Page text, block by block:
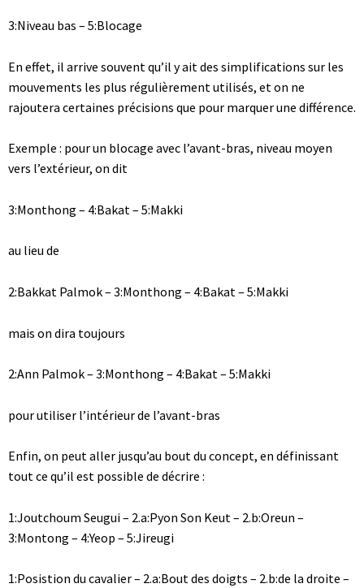
3:Niveau bas – 5:Blocage
En effet, il arrive souvent qu’il y ait des simplifications sur les
mouvements les plus régulièrement utilisés, et on ne
rajoutera certaines précisions que pour marquer une différence.
Exemple : pour un blocage avec l’avant-bras, niveau moyen
vers l’extérieur, on dit
3:Monthong – 4:Bakat – 5:Makki
au lieu de
2:Bakkat Palmok – 3:Monthong – 4:Bakat – 5:Makki
mais on dira toujours
2:Ann Palmok – 3:Monthong – 4:Bakat – 5:Makki
pour utiliser l’intérieur de l’avant-bras
Enfin, on peut aller jusqu’au bout du concept, en définissant
tout ce qu’il est possible de décrire :
1:Joutchoum Seugui – 2.a:Pyon Son Keut – 2.b:Oreun –
3:Montong – 4:Yeop – 5:Jireugi
1:Posistion du cavalier – 2.a:Bout des doigts – 2.b:de la droite –